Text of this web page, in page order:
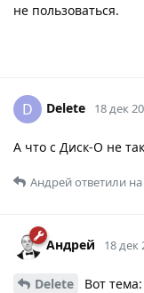
не пользоваться.
D Delete 18 дек
А что с Диск-О не
Андрейответили
Андрей 18 дек
Delete Вот тема: